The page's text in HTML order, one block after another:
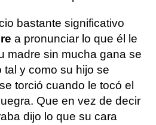
bastante significativo
a pronunciar lo que él le
madre sin mucha gana se
y como su hijo se
torció cuando le tocó el
Que en vez de decir
dijo lo que su cara